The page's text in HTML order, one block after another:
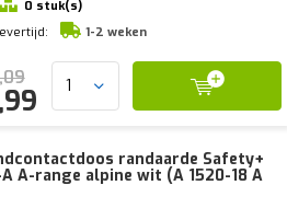
0 stuk(s)
1-2 weken
randaarde Safety+
A-range alpine wit (A 1520-18 A